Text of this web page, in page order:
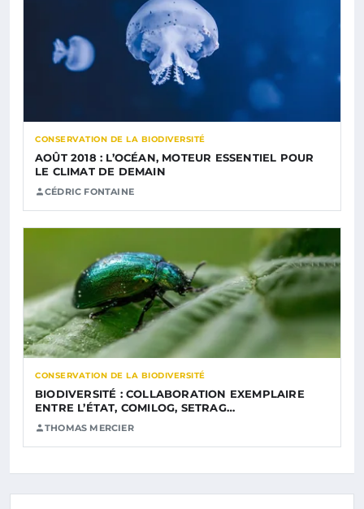
CONSERVATION DE LA BIODIVERSITÉ
AOÛT 2018 : L’OCÉAN, MOTEUR ESSENTIEL POUR
LE CLIMAT DE DEMAIN
CÉDRIC FONTAINE
CONSERVATION DE LA BIODIVERSITÉ
BIODIVERSITÉ : COLLABORATION EXEMPLAIRE
ENTRE L’ÉTAT, COMILOG, SETRAG…
THOMAS MERCIER